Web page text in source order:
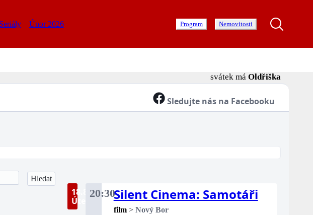
Seriály Únor 2026 Program Nemovitosti
svátek má Oldřiška
Sledujte nás na Facebooku
18.8.
Úterý
20:30Silent Cinema: Samotáři
film > Nový Bor